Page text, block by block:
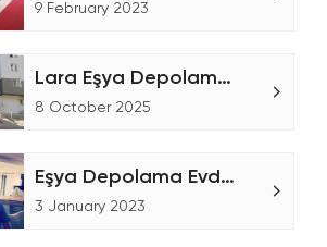
9 February 2023
Lara Eşya Depolama Fiyatları
8 October 2025
Eşya Depolama Evden Eve Nakliyat
3 January 2023